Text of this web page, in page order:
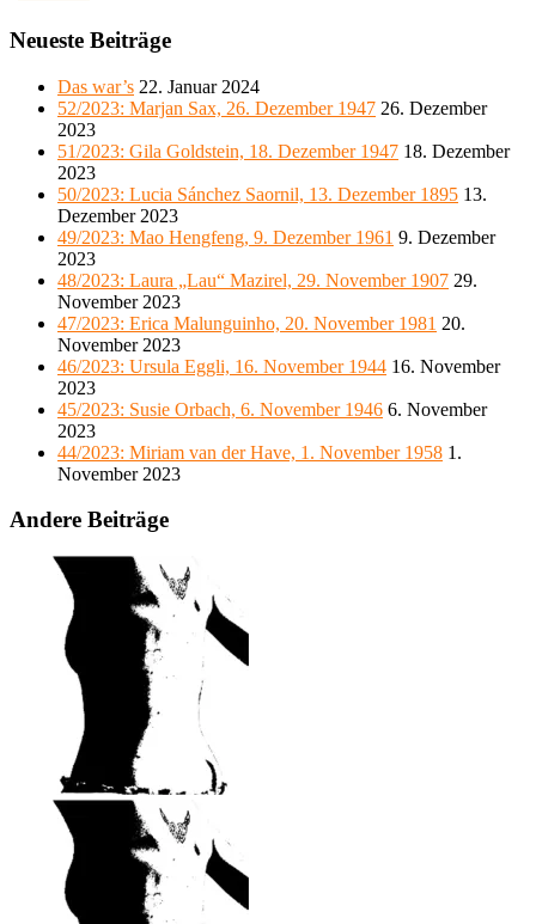
Neueste Beiträge
Das war’s 22. Januar 2024
52/2023: Marjan Sax, 26. Dezember 1947 26. Dezember
2023
51/2023: Gila Goldstein, 18. Dezember 1947 18. Dezember
2023
50/2023: Lucia Sánchez Saornil, 13. Dezember 1895 13.
Dezember 2023
49/2023: Mao Hengfeng, 9. Dezember 1961 9. Dezember
2023
48/2023: Laura „Lau“ Mazirel, 29. November 1907 29.
November 2023
47/2023: Erica Malunguinho, 20. November 1981 20.
November 2023
46/2023: Ursula Eggli, 16. November 1944 16. November
2023
45/2023: Susie Orbach, 6. November 1946 6. November
2023
44/2023: Miriam van der Have, 1. November 1958 1.
November 2023
Andere Beiträge